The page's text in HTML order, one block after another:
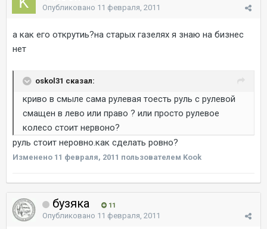
Опубликовано 11 февраля, 2011
а как его открутиь?на старых газелях я знаю на бизнес
нет
oskol31 сказал:
криво в смыле сама рулевая тоесть руль с рулевой
смащен в лево или право ? или просто рулевое
колесо стоит нервоно?
руль стоит неровно.как сделать ровно?
Изменено 11 февраля, 2011 пользователем Kook
бузяка 11
Опубликовано 11 февраля, 2011